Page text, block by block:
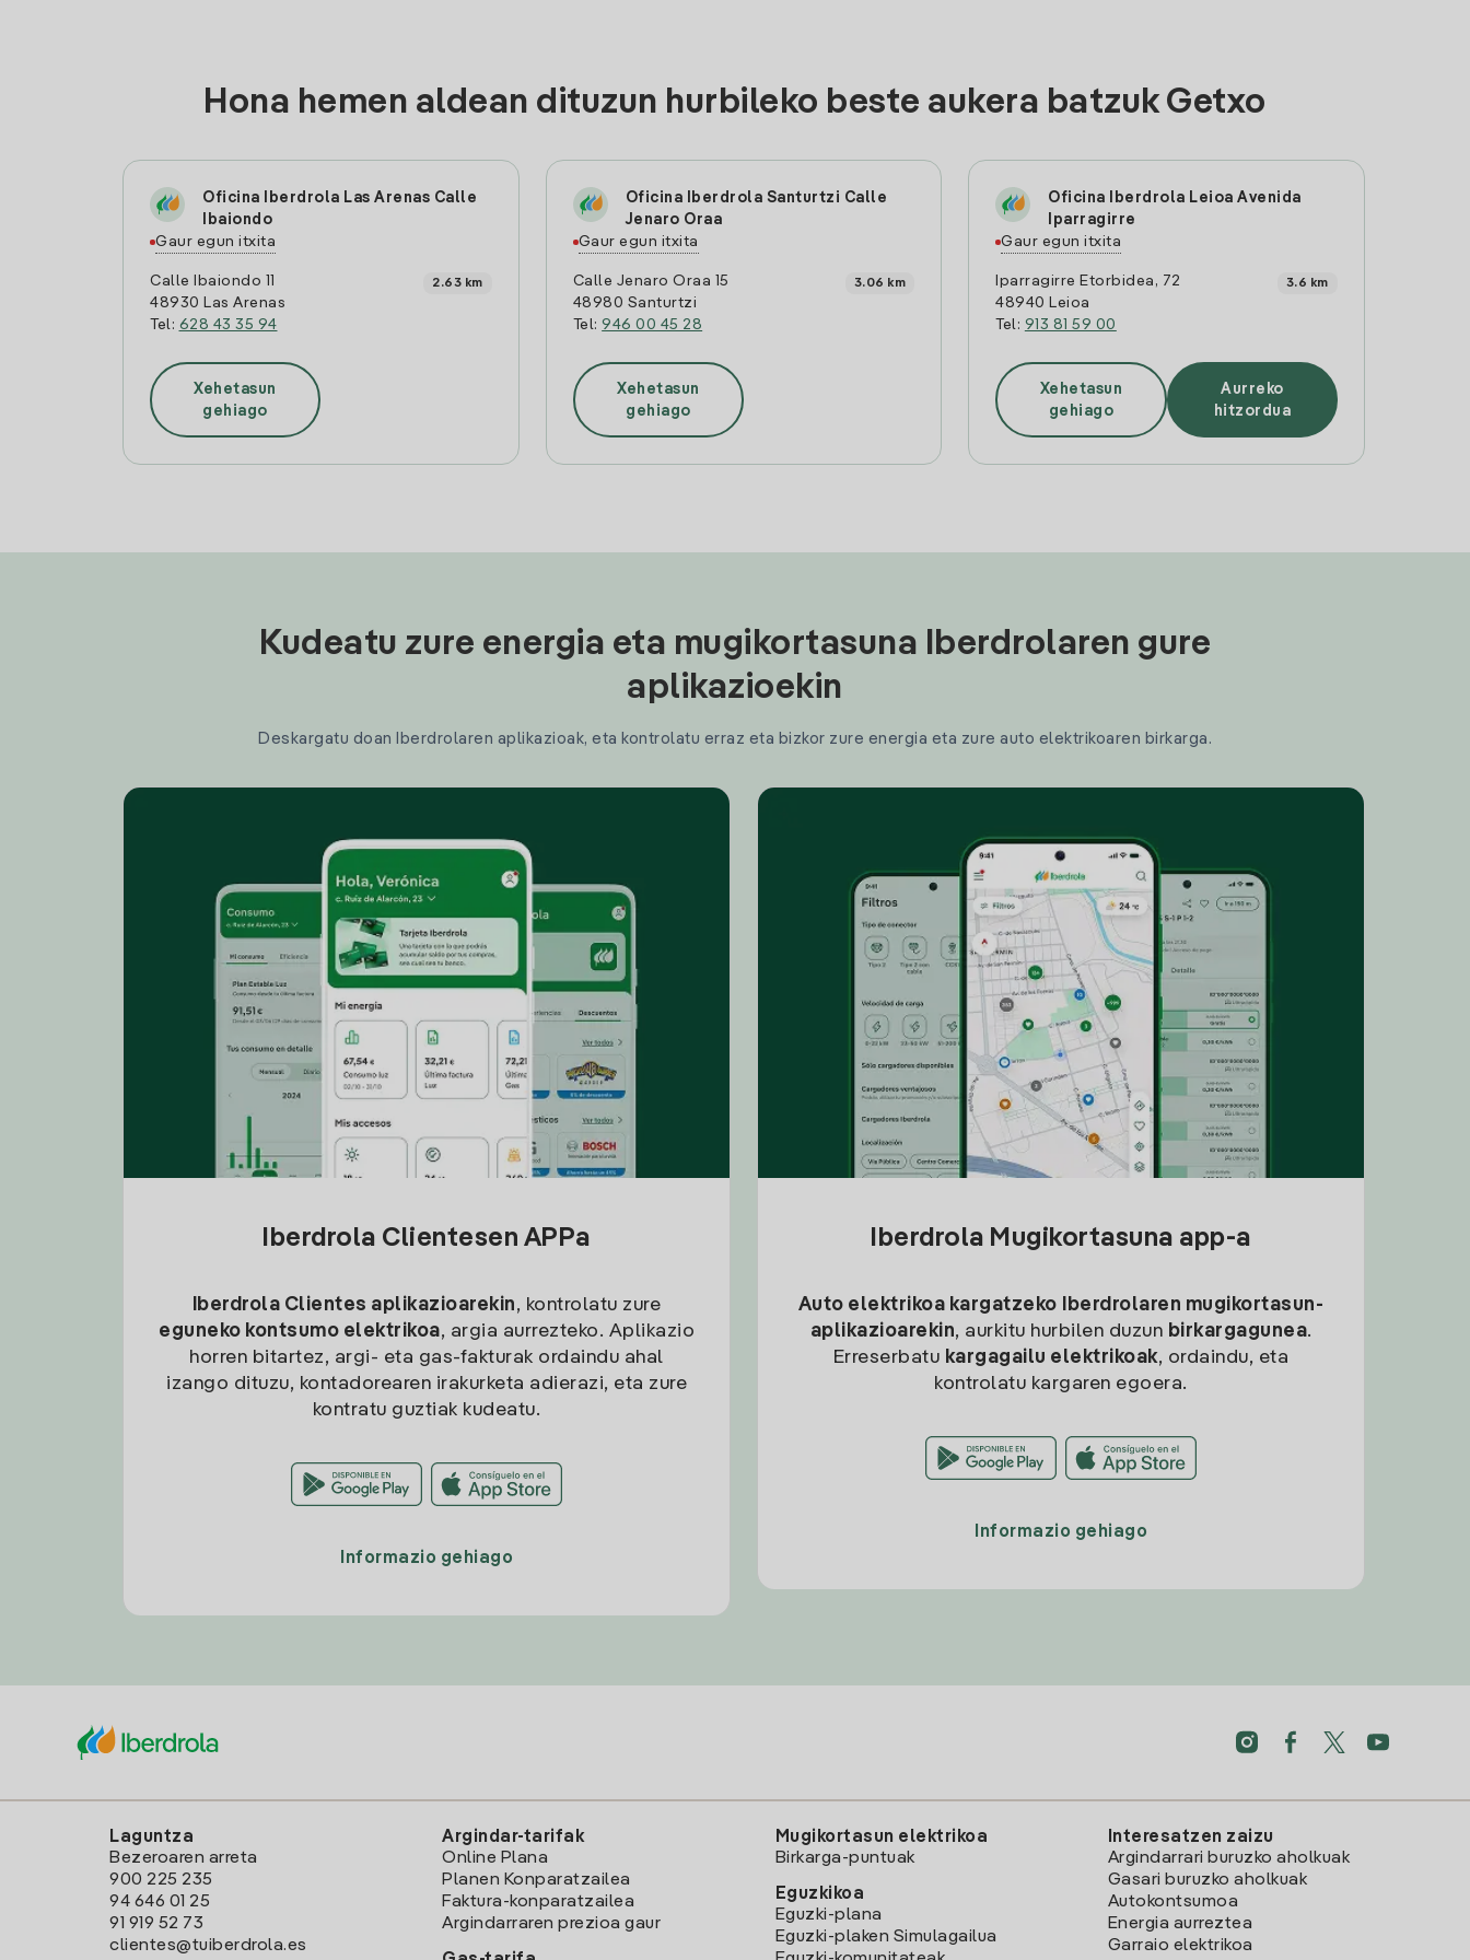
Hona hemen aldean dituzun hurbileko beste aukera batzuk Getxo
Oficina Iberdrola Las Arenas Calle
Ibaiondo
Gaur egun itxita
Calle Ibaiondo 11
48930 Las Arenas
Tel: 628 43 35 94
2.63 km
Xehetasun
gehiago
Oficina Iberdrola Santurtzi Calle
Jenaro Oraa
Gaur egun itxita
Calle Jenaro Oraa 15
48980 Santurtzi
Tel:946 00 45 28
3.06 km
Xehetasun
gehiago
Oficina Iberdrola Leioa Avenida
Iparragirre
Gaur egun itxita
Iparragirre Etorbidea, 72
48940 Leioa
Tel: 913 81 59 00
3.6 km
Xehetasun
gehiago
Aurreko
hitzordua
Kudeatu zure energia eta mugikortasuna Iberdrolaren gure
aplikazioekin
Deskargatu doan Iberdrolaren aplikazioak, eta kontrolatu erraz eta bizkor zure energia eta zure auto elektrikoaren birkarga.
Iberdrola Clientesen APPa
Iberdrola Clientes aplikazioarekin, kontrolatu zure
eguneko kontsumo elektrikoa, argia aurrezteko. Aplikazio
horren bitartez, argi- eta gas-fakturak ordaindu ahal
izango dituzu, kontadorearen irakurketa adierazi, eta zure
kontratu guztiak kudeatu.
Informazio gehiago
Iberdrola Mugikortasuna app-a
Auto elektrikoa kargatzeko
Iberdrolaren mugikortasun-
aplikazioarekin, aurkitu hurbilen duzun birkargagunea.
Erreserbatu kargagailu elektrikoak, ordaindu, eta
kontrolatu kargaren egoera.
Informazio gehiago
Laguntza
Bezeroaren arreta
900 225 235
94 646 01 25
91 919 52 73
clientes@tuiberdrola.es
Argindar-tarifak
Online Plana
Planen Konparatzailea
Faktura-konparatzailea
Argindarraren prezioa gaur
Mugikortasun elektrikoa
Birkarga-puntuak
Eguzkikoa
Eguzki-plana
Eguzki-plaken Simulagailua
Interesatzen zaizu
Argindarrari buruzko aholkuak
Gasari buruzko aholkuak
Autokontsumoa
Energia aurreztea
Garraio elektrikoa